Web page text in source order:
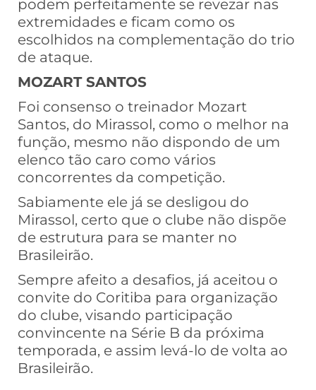
podem perfeitamente se revezar nas
extremidades e ficam como os
escolhidos na complementação do trio
de ataque.
MOZART SANTOS
Foi consenso o treinador Mozart
Santos, do Mirassol, como o melhor na
função, mesmo não dispondo de um
elenco tão caro como vários
concorrentes da competição.
Sabiamente ele já se desligou do
Mirassol, certo que o clube não dispõe
de estrutura para se manter no
Brasileirão.
Sempre afeito a desafios, já aceitou o
convite do Coritiba para organização
do clube, visando participação
convincente na Série B da próxima
temporada, e assim levá-lo de volta ao
Brasileirão.